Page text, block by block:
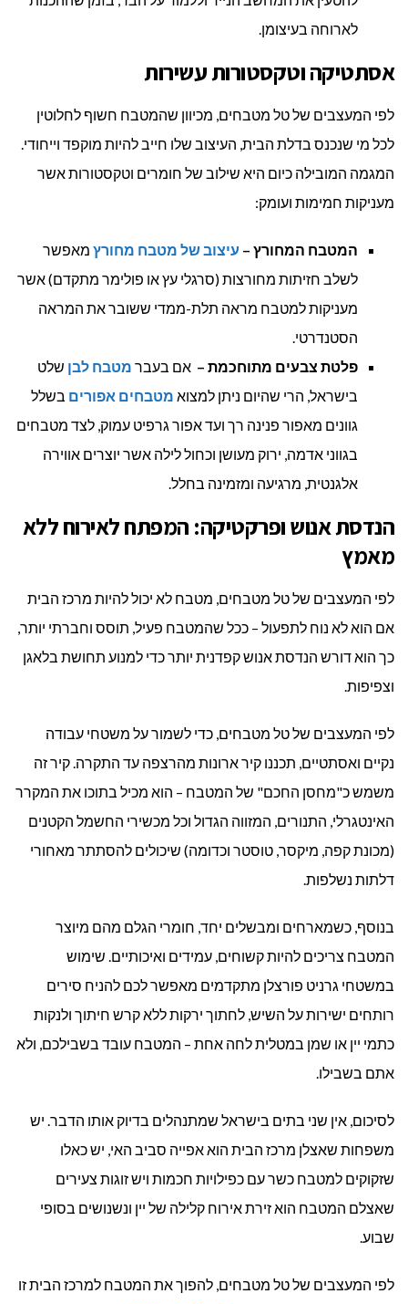
לארוחה בעיצומן.
אסתטיקה וטקסטורות עשירות
לפי המעצבים של טל מטבחים, מכיוון שהמטבח חשוף לחלוטין
לכל מי שנכנס בדלת הבית, העיצוב שלו חייב להיות מוקפד וייחודי.
המגמה המובילה כיום היא שילוב של חומרים וטקסטורות אשר
מעניקות חמימות ועומק:
המטבח המחורץ – עיצוב של מטבח מחורץ מאפשר
לשלב חזיתות מחורצות (סרגלי עץ או פולימר מתקדם) אשר
מעניקות למטבח מראה תלת-ממדי ששובר את המראה
הסטנדרטי.
פלטת צבעים מתוחכמת – אם בעבר מטבח לבן שלט
בישראל, הרי שהיום ניתן למצוא מטבחים אפורים בשלל
גוונים מאפור פנינה רך ועד אפור גרפיט עמוק, לצד מטבחים
בגווני אדמה, ירוק מעושן וכחול לילה אשר יוצרים אווירה
אלגנטית, מרגיעה ומזמינה בחלל.
הנדסת אנוש ופרקטיקה: המפתח לאירוח ללא
מאמץ
לפי המעצבים של טל מטבחים, מטבח לא יכול להיות מרכז הבית
אם הוא לא נוח לתפעול – ככל שהמטבח פעיל, תוסס וחברתי יותר,
כך הוא דורש הנדסת אנוש קפדנית יותר כדי למנוע תחושת בלאגן
וצפיפות.
לפי המעצבים של טל מטבחים, כדי לשמור על משטחי עבודה
נקיים ואסתטיים, תכננו קיר ארונות מהרצפה עד התקרה. קיר זה
משמש כ"מחסן החכם" של המטבח – הוא מכיל בתוכו את המקרר
האינטגרלי, התנורים, המזווה הגדול וכל מכשירי החשמל הקטנים
(מכונת קפה, מיקסר, טוסטר וכדומה) שיכולים להסתתר מאחורי
דלתות נשלפות.
בנוסף, כשמארחים ומבשלים יחד, חומרי הגלם מהם מיוצר
המטבח צריכים להיות קשוחים, עמידים ואיכותיים. שימוש
במשטחי גרניט פורצלן מתקדמים מאפשר לכם להניח סירים
רותחים ישירות על השיש, לחתוך ירקות ללא קרש חיתוך ולנקות
כתמי יין או שמן במטלית לחה אחת – המטבח עובד בשבילכם, ולא
אתם בשבילו.
לסיכום, אין שני בתים בישראל שמתנהלים בדיוק אותו הדבר. יש
משפחות שאצלן מרכז הבית הוא אפייה סביב האי, יש כאלו
שזקוקים למטבח כשר עם כפילויות חכמות ויש זוגות צעירים
שאצלם המטבח הוא זירת אירוח קלילה של יין ונשנושים בסופי
שבוע.
לפי המעצבים של טל מטבחים, להפוך את המטבח למרכז הבית זו